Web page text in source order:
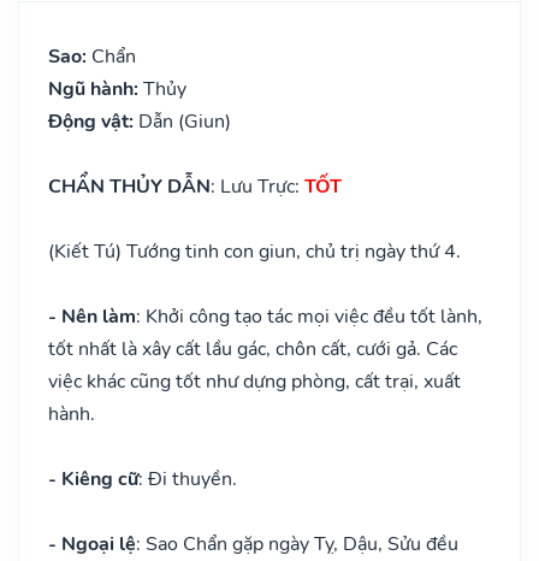
Sao: Chẩn
Ngũ hành: Thủy
Động vật: Dẫn (Giun)
CHẨN THỦY DẪN: Lưu Trực: TỐT
(Kiết Tú) Tướng tinh con giun, chủ trị ngày thứ 4.
- Nên làm: Khởi công tạo tác mọi việc đều tốt lành,
tốt nhất là xây cất lầu gác, chôn cất, cưới gả. Các
việc khác cũng tốt như dựng phòng, cất trại, xuất
hành.
- Kiêng cữ: Đi thuyền.
- Ngoại lệ: Sao Chẩn gặp ngày Tỵ, Dậu, Sửu đều